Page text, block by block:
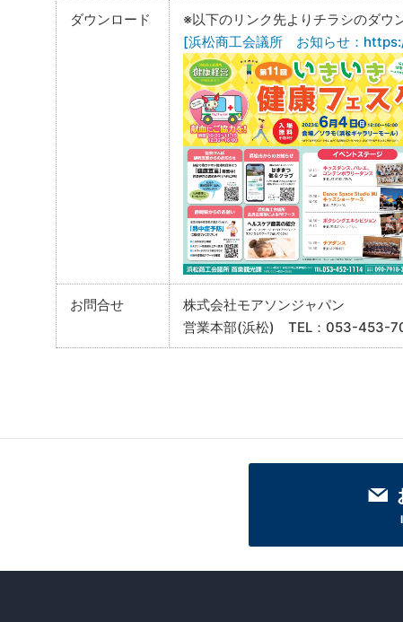
ダウンロード
※以下のリンク先よりチラシのダウ
[浜松商工会議所 お知らせ：
お問合せ
株式会社モアソンジャパン
営業本部(浜松) TEL：053-453-